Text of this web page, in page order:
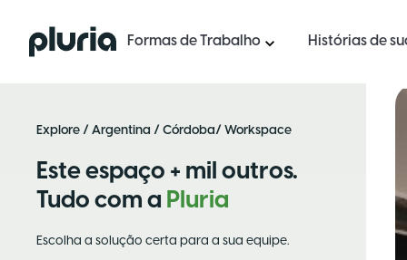
Logo Pluria Formas de Trabalho Histórias de
Explore / Argentina / Córdoba/ Workspace
Este espaço + mil outros.
Tudo com a Pluria
Escolha a solução certa para a sua equipe.